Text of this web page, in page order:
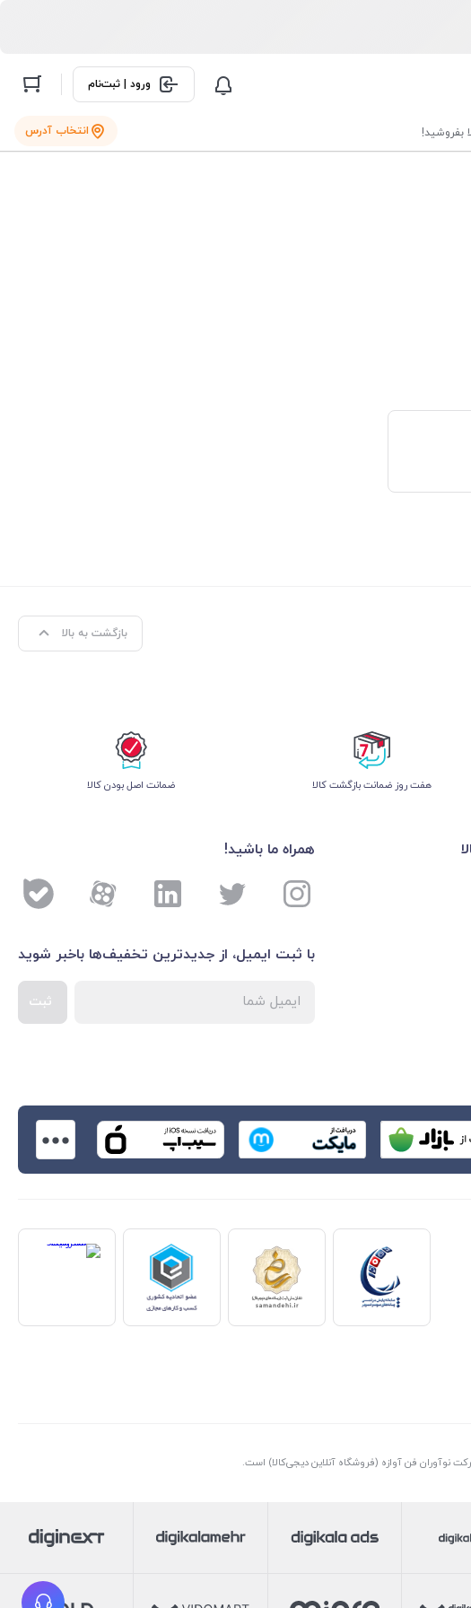
ورود | ثبت‌نام
بفروشید! انتخاب آدرس
بازگشت به بالا
هفت روز ضمانت بازگشت کالا ﺿﻤﺎﻧﺖ اﺻﻞ ﺑﻮدن ﮐﺎﻟﺎ
همراه ما باشید!
با ثبت ایمیل، از جدید‌ترین تخفیف‌ها با‌خبر شوید
ثبت
اطلاعات بیشتر
نوآوران فن آوازه (فروشگاه آنلاین دیجی‌کالا) است.